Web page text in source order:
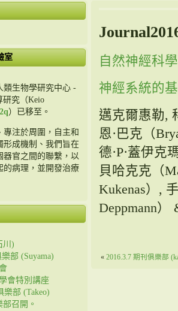
室
類生物學研究中心 -
研究（Keio
）已移至。
專注於周圍，自主和
形成機制、我們旨在
器官之間的聯繫，以
的病理，並開發治療
川)
部 (Suyama)
會特別講座
樂部 (Takeo)
召開。
自然神經科
神經系統的
邁克爾惠勒,
恩·巴克（
德·P·蓋伊克
貝哈克克（
Kukenas）,
Deppmann）
« 2016.3.7 期刊俱樂部